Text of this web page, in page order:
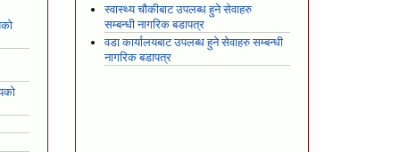
स्वास्थ्य चौकीबाट उपलब्ध हुने सेवाहरु
सम्बन्धी नागरिक बडापत्र
वडा कार्यालयबाट उपलब्ध हुने सेवाहरु सम्बन्धी
नागरिक बडापत्र